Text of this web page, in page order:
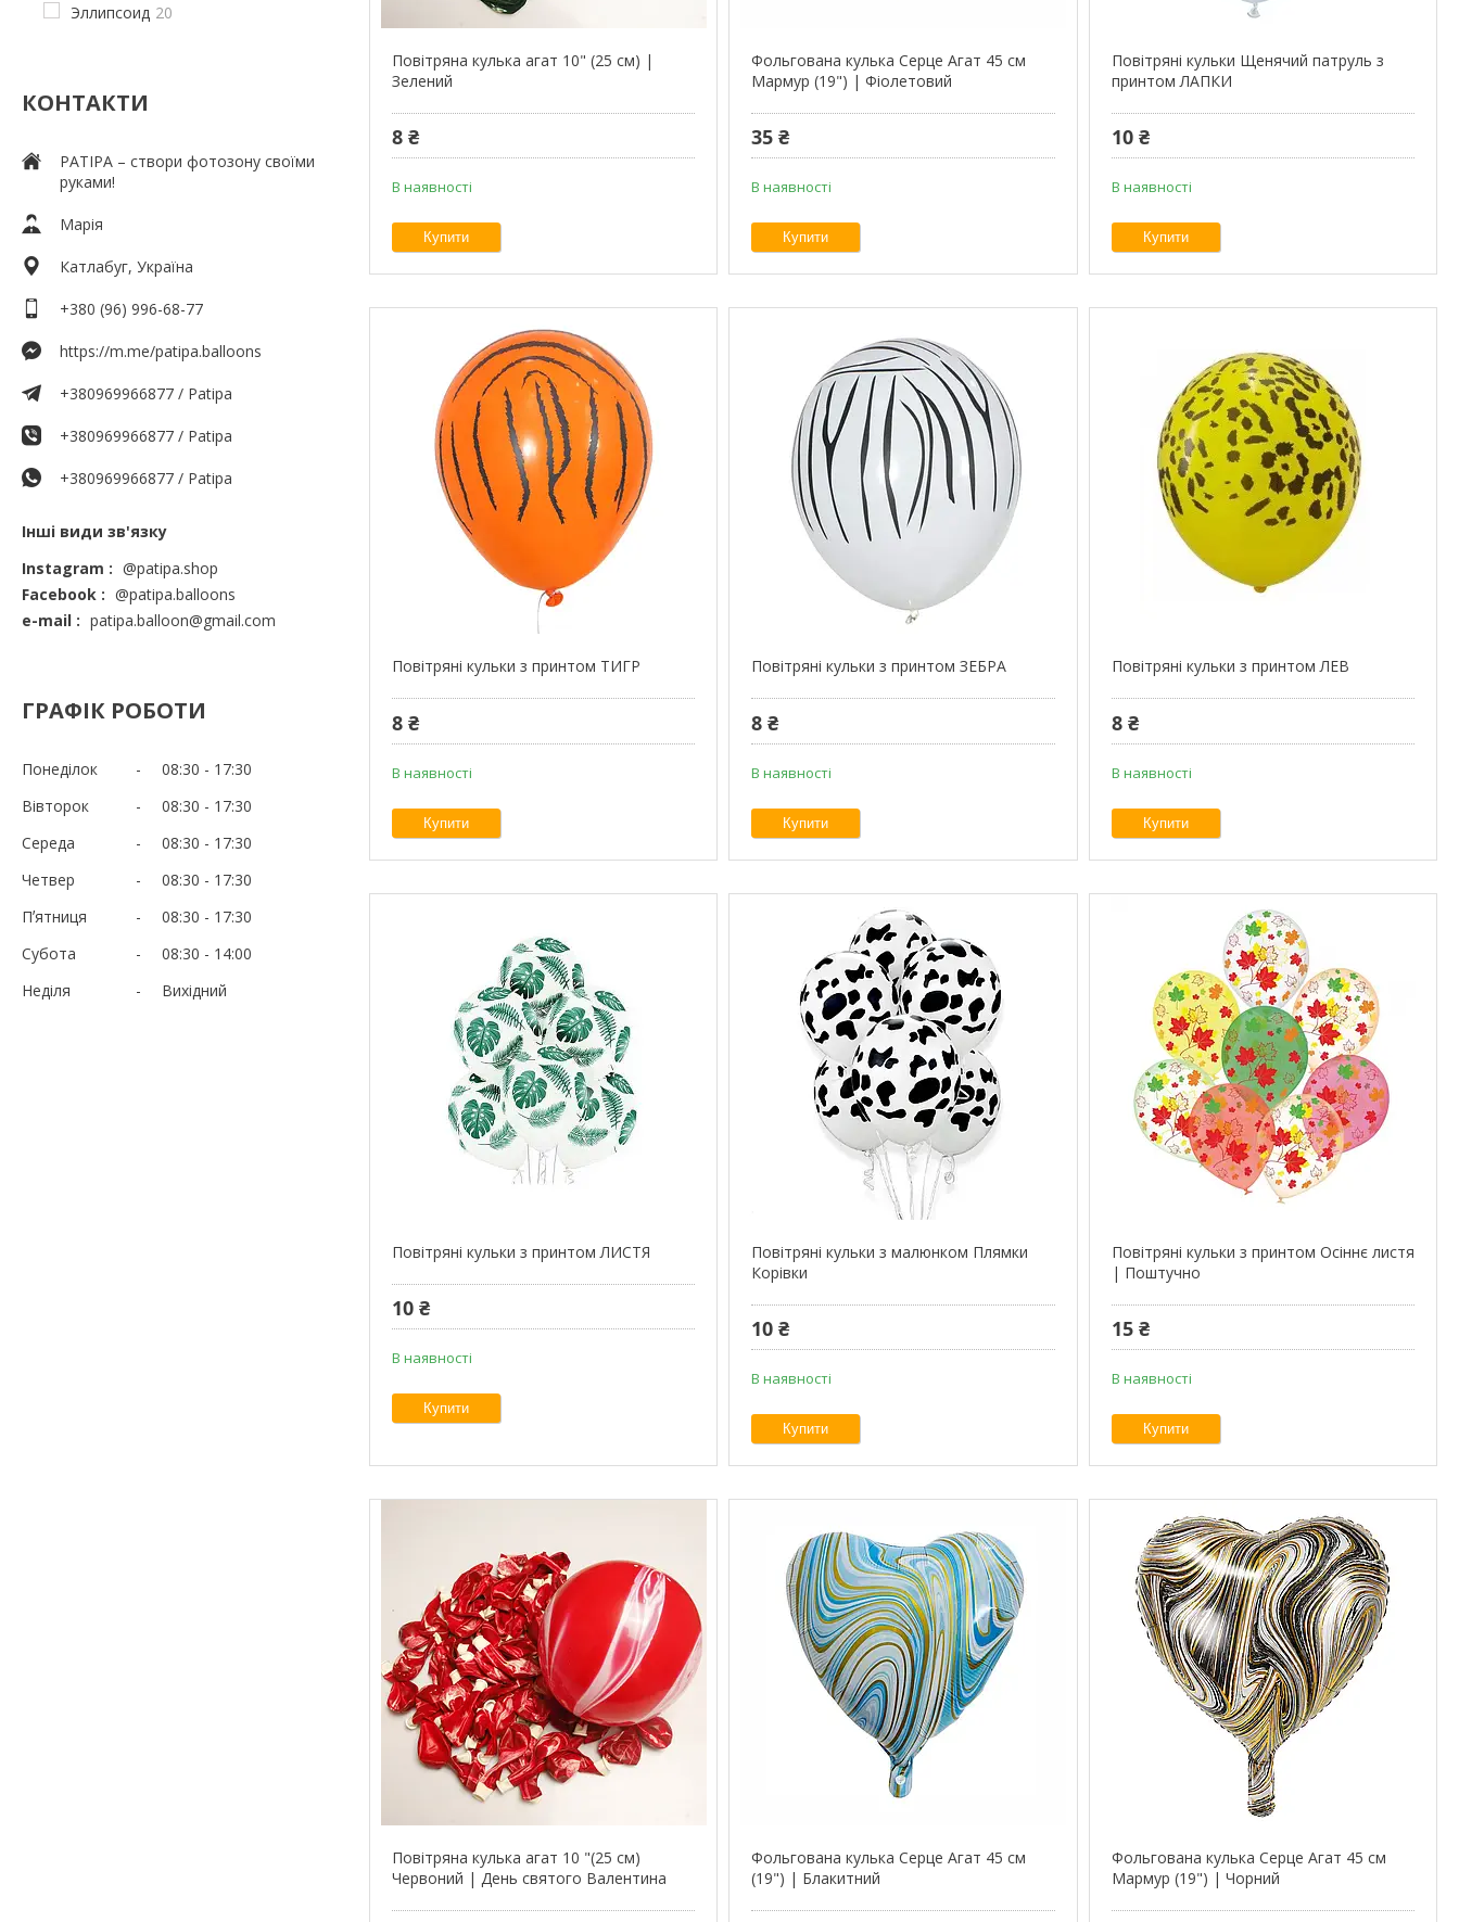
Эллипсоид 20
КОНТАКТИ
PATIPA – створи фотозону своїми
руками!
Марія
Катлабуг, Україна
+380 (96) 996-68-77
https://m.me/patipa.balloons
+380969966877 / Patipa
+380969966877 / Patipa
+380969966877 / Patipa
Інші види зв'язку
Instagram
@patipa.shop
Facebook
@patipa.balloons
e-mail
patipa.balloon@gmail.com
ГРАФІК РОБОТИ
Понеділок 08:30
17:30
Вівторок
08:30
17:30
Середа
08:30
17:30
Четвер
08:30
17:30
Пʼятниця
08:30
17:30
Субота
08:30
14:00
Неділя
Вихідний
Повітряна кулька агат 10" (25 см) |
Зелений
8 ₴
В наявності
Купити
Фольгована кулька Серце Агат 45 см
Мармур (19") | Фіолетовий
35 ₴
В наявності
Купити
Повітряні кульки Щенячий патруль з
принтом ЛАПКИ
10 ₴
В наявності
Купити
Повітряні кульки з принтом ТИГР
8 ₴
В наявності
Купити
Повітряні кульки з принтом ЗЕБРА
8 ₴
В наявності
Купити
Повітряні кульки з принтом ЛЕВ
8 ₴
В наявності
Купити
Повітряні кульки з принтом ЛИСТЯ
10 ₴
В наявності
Купити
Повітряні кульки з малюнком Плямки
Корівки
10 ₴
В наявності
Купити
Повітряні кульки з принтом Осіннє листя
| Поштучно
15 ₴
В наявності
Купити
Повітряна кулька агат 10 "(25 см)
Червоний | День святого Валентина
Фольгована кулька Серце Агат 45 см
(19") | Блакитний
Фольгована кулька Серце Агат 45 см
Мармур (19") | Чорний